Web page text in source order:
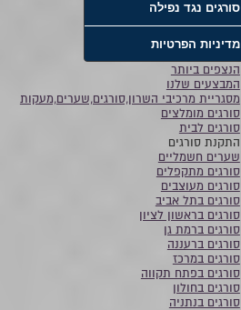
סורגים נגד נפילה
מדיניות הפרטיות
סורגים
אודות
הנצפים ביותר
המבצעים שלנו
מסגריית מרכיבי השרון,סורגים,שערים,מעקות
סורגים מומלצים
סורגים לבית
התקנת סורגים
שערים חשמליים
סורגים מתקפלים
סורגים מעוצבים
סורגים בתל אביב
סורגים בראשון לציון
סורגים ברמת גן
סורגים ברעננה
סורגים במרכז
סורגים בפתח תקווה
סורגים בחולון
סורגים בנתניה